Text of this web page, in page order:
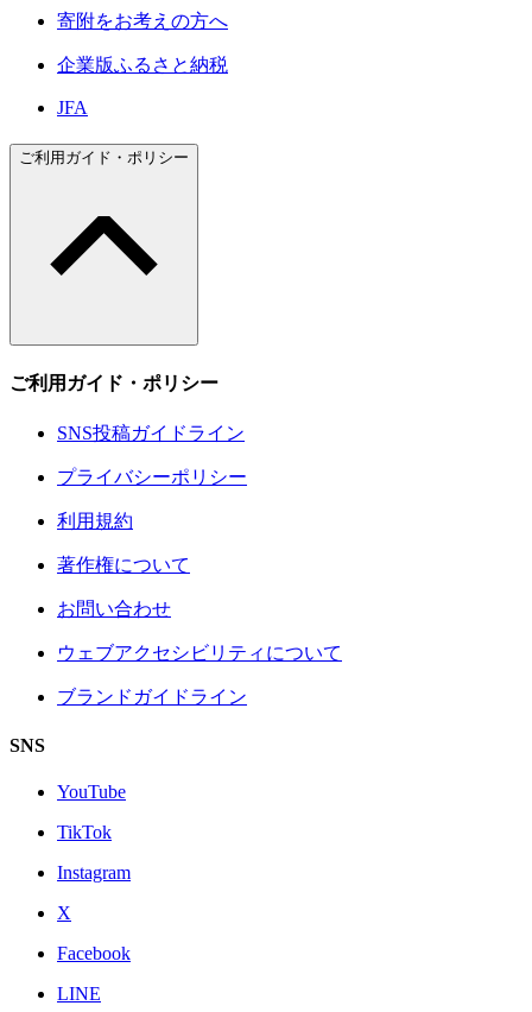
寄附をお考えの方へ
企業版ふるさと納税
JFA
ご利用ガイド・ポリシー
ご利用ガイド・ポリシー
SNS投稿ガイドライン
プライバシーポリシー
利用規約
著作権について
お問い合わせ
ウェブアクセシビリティについて
ブランドガイドライン
SNS
YouTube
TikTok
Instagram
X
Facebook
LINE